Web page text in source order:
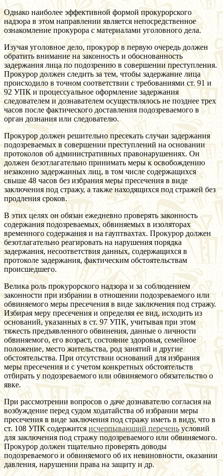
Однако наиболее эффективной формой прокурорского
надзора в этом направлении является непосредственное
ознакомление прокурора с материалами уголовного дела.
Изучая уголовное дело, прокурор в первую очередь должен
обратить внимание на законность и обоснованность
задержания лица по подозрению в совершении преступления.
Прокурор должен следить за тем, чтобы задержание лица
происходило в точном соответствии с требованиями ст. 91 и
92 УПК и процессуальное оформление задержания
следователем и дознавателем осуществлялось не позднее трех
часов после фактического доставления подозреваемого в
орган дознания или следователю.
Прокурор должен решительно пресекать случаи задержания
подозреваемых в совершении преступлений на основании
протоколов об административных правонарушениях. Он
должен безотлагательно принимать меры к освобождению
незаконно задержанных лиц, в том числе содержащихся
свыше 48 часов без избрания меры пресечения в виде
заключения под стражу, а также находящихся под стражей без
продления сроков.
В этих целях он обязан ежедневно проверять законность
содержания подозреваемых, обвиняемых в изоляторах
временного содержания и на гауптвахтах. Прокурор должен
безотлагательно реагировать на нарушения порядка
задержания, несоответствия данных, содержащихся в
протоколе задержания, фактическим обстоятельствам
происшедшего.
Велика роль прокурорского надзора и за соблюдением
законности при избрании в отношении подозреваемого или
обвиняемого меры пресечения в виде заключения под стражу.
Избирая меру пресечения и определяя ее вид, исходить из
оснований, указанных в ст. 97 УПК, учитывая при этом
тяжесть предъявленного обвинения, данные о личности
обвиняемого, его возраст, состояние здоровья, семейное
положение, место жительства, род занятий и другие
обстоятельства. При отсутствии оснований для избрания
меры пресечения и с учетом конкретных обстоятельств
отбирать у подозреваемого или обвиняемого обязательство о
явке.
При рассмотрении вопросов о даче дознавателю согласия на
возбуждение перед судом ходатайства об избрании меры
пресечения в виде заключения под стражу иметь в виду, что в
ст. 108 УПК содержится исчерпывающий переченьусловий
для заключения под стражу подозреваемого или обвиняемого.
Прокурор должен тщательно проверять доводы
подозреваемого и обвиняемого об их невиновности, оказании
давления, нарушении права на защиту и др.